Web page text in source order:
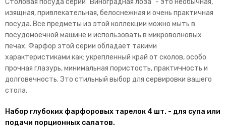
Столовая посуда серии "Виноградная лоза" - это необычная,
изящная, привлекательная, белоснежная и очень практичная
посуда. Все предметы из этой коллекции можно мыть в
посудомоечной машине и использовать в микроволновых
печах. Фарфор этой серии обладает такими
характеристиками как: укрепленный край от сколов, особо
прочная глазурь, минимальная пористость, практичность и
долговечность. Это стильный выбор для сервировки вашего
стола.
Набор глубоких фарфоровых тарелок 4 шт. - для супа или
подачи порционных салатов.